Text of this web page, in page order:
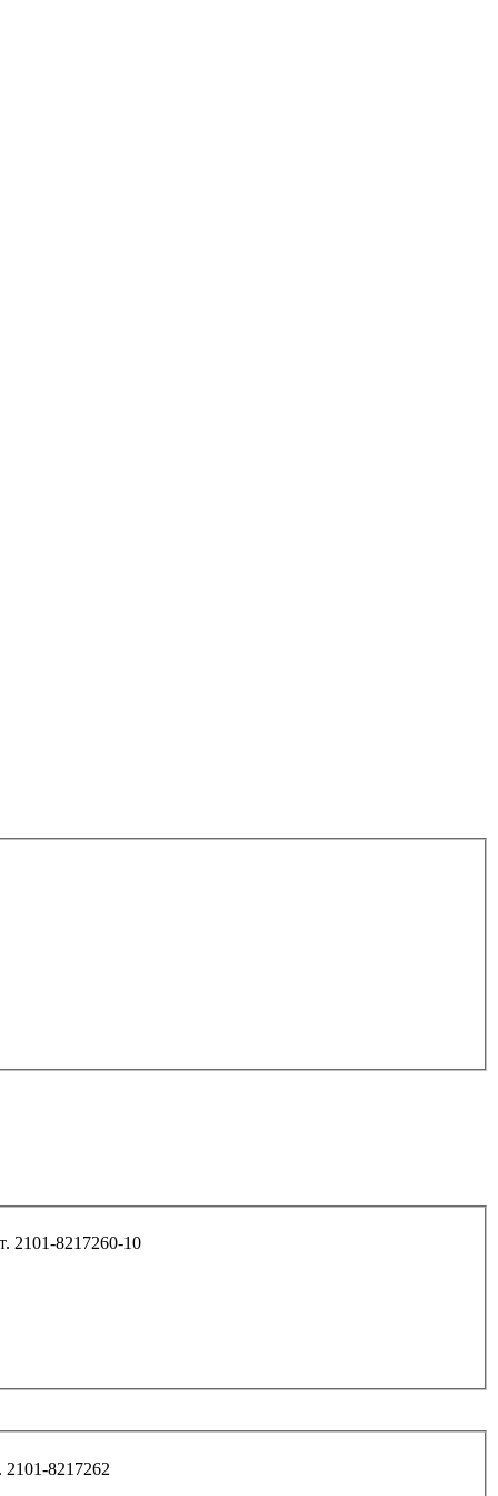
ремня безопасности 2101 (корот.) арт. 2101-8217260-10
безопасности 2101 (длин) арт. 2101-8217262